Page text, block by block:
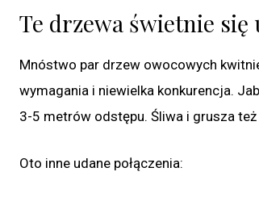
Te drzewa świetnie się
Mnóstwo par drzew owocowych
wymagania i niewielka konkurencja.
3-5 metrów odstępu. Śliwa i grusza
Oto inne udane połączenia: